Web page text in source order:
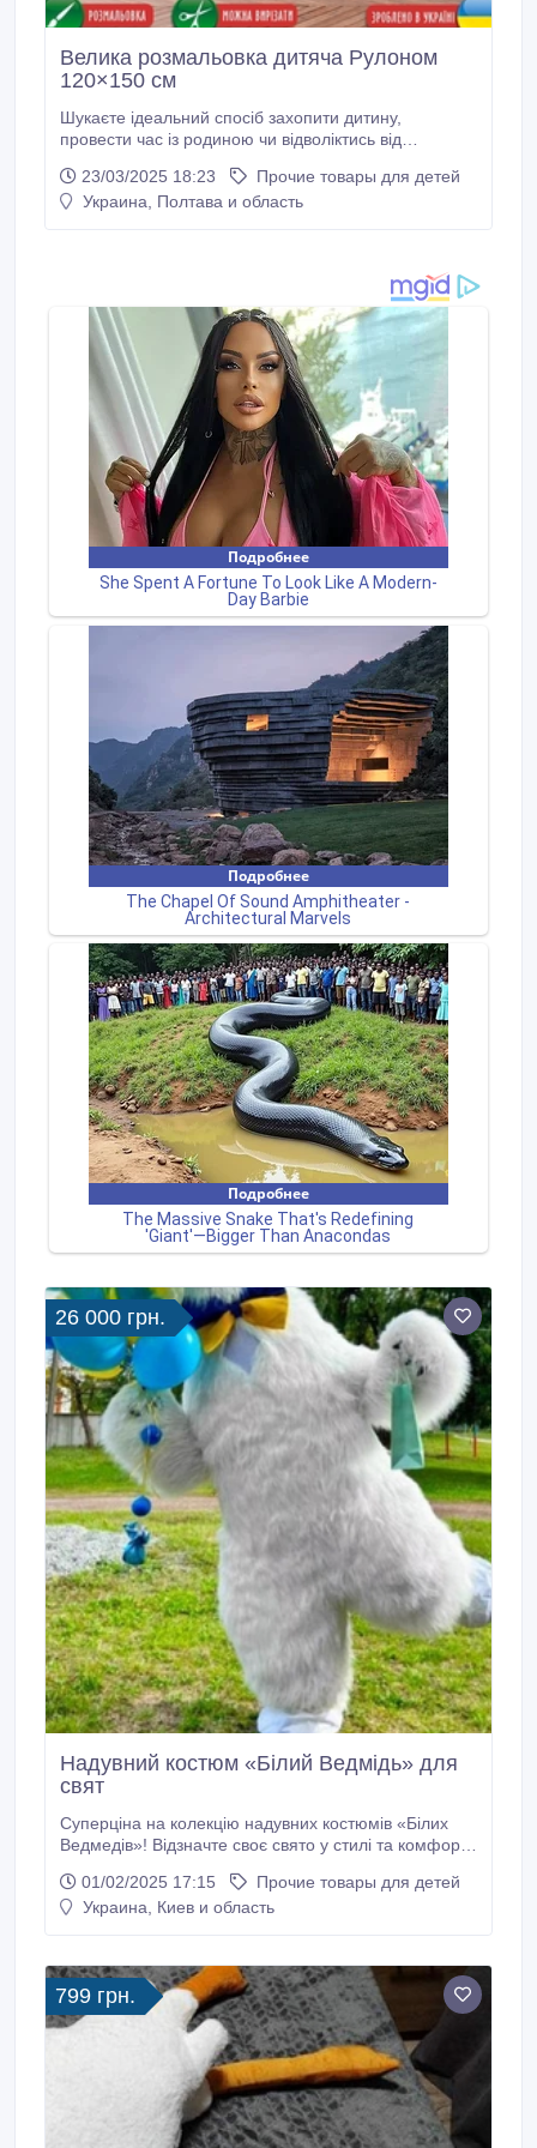
Велика розмальовка дитяча Рулоном
120×150 см
Шукаєте ідеальний спосіб захопити дитину,
провести час із родиною чи відволіктись від
саме те, що вам потрібно! Формат 120×150 см
відкриває безмежний простір для уяви й натхнення.
23/03/2025 18:23
Прочие товары для детей
Украина, Полтава и область
26 000 грн.
Надувний костюм «Білий Ведмідь» для
свят
Суперціна на колекцію надувних костюмів «Білих
Ведмедів»! Відзначте своє свято у стилі та комфорті
від одного з найкращих серед українських
виробників! Власна розробка за патентованою
01/02/2025 17:15
Прочие товары для детей
Украина, Киев и область
799 грн.